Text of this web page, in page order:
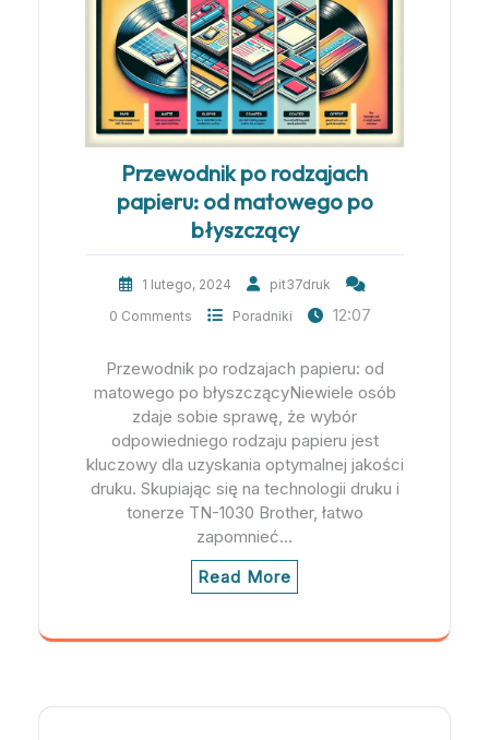
Przewodnik po rodzajach
papieru: od matowego po
błyszczący
1 lutego, 2024
pit37druk
0 Comments
Poradniki 12:07
Przewodnik po rodzajach papieru: od
matowego po błyszczącyNiewiele osób
zdaje sobie sprawę, że wybór
odpowiedniego rodzaju papieru jest
kluczowy dla uzyskania optymalnej jakości
druku. Skupiając się na technologii druku i
tonerze TN-1030 Brother, łatwo
zapomnieć…
Read More